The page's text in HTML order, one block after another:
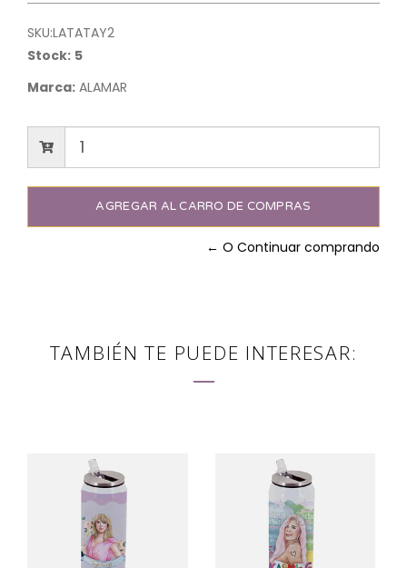
SKU:LATATAY2
Stock: 5
Marca: ALAMAR
← O Continuar comprando
TAMBIÉN TE PUEDE INTERESAR: